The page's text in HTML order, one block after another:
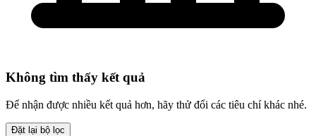
Không tìm thấy kết quả
Để nhận được nhiều kết quả hơn, hãy thử đổi các tiêu chí khác nhé.
Đặt lại bộ lọc